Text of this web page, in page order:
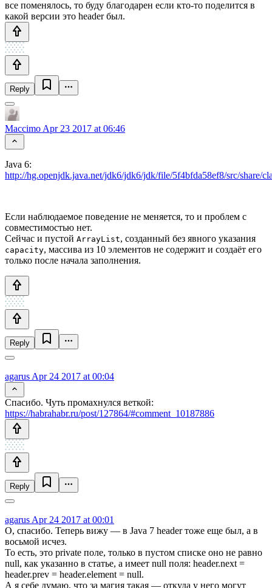
все поменялось, то буду благодарен если кто-то поделится в
какой версии это header был.
Reply
Maccimo Apr 23 2017 at 06:46
Java 6:
http://hg.openjdk.java.net/jdk6/jdk6/jdk/file/5f4bfda58ef8/src/share/
Если наблюдаемое поведение не меняется, то и проблем с
совместимостью нет.
Сейчас и пустой ArrayList, созданный без явного указания
capacity, массива из 10 элементов не содержит и создаёт его
только после начала заполнения.
Reply
agarus Apr 24 2017 at 00:04
Спасибо. Чуть промахнулся веткой:
https://habrahabr.ru/post/127864/#comment_10187886
Reply
agarus Apr 24 2017 at 00:01
О, спасибо. Теперь вижу — в Java 7 header тоже еще был, а в
восьмой исчез.
То есть, это private поле, только в пустом списке оно не равно
null, как указанно в статье, а имеет null поля: header.next =
header.prev = header.element = null.
А я себе думаю, что за магия такая — откуда у него могут